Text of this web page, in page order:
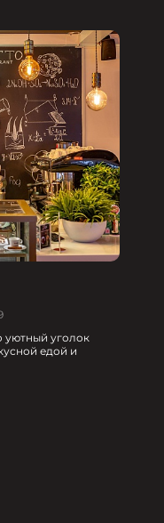
уютный уголок
едой и